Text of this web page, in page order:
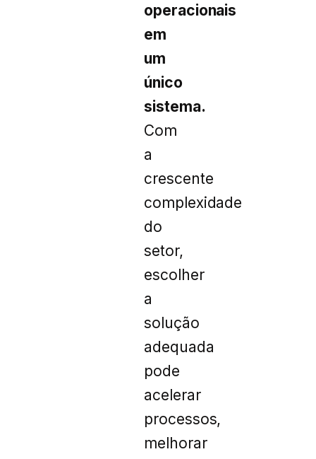
operacionais
em
um
único
sistema.
Com
a
crescente
complexidade
do
setor,
escolher
a
solução
adequada
pode
acelerar
processos,
melhorar